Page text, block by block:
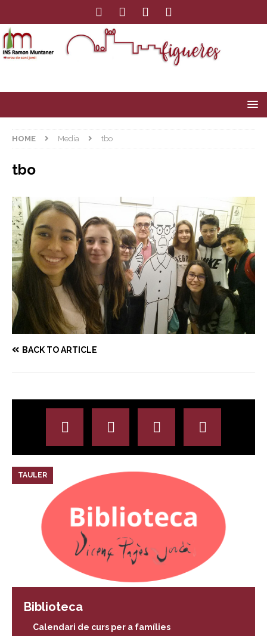
HOME Media tbo
tbo
BACK TO ARTICLE
TAULER
Biblioteca
Calendari de curs per a famílies